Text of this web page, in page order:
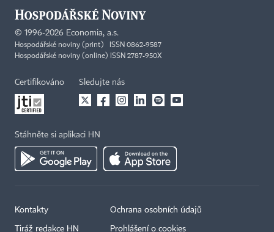
© 1996-2026 Economia, a.s.
Hospodářské noviny (print) ISSN 0862-9587
Hospodářské noviny (online) ISSN 2787-950X
Certifikováno Sledujte nás
Stáhněte si aplikaci HN
Kontakty
Tiráž redakce HN
Ochrana osobních údajů
Prohlášení o cookies